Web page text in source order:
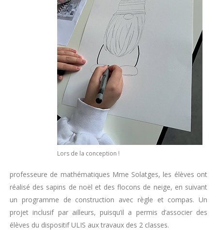
Lors de la conception !
professeure de mathématiques Mme Solatges, les élèves ont
réalisé des sapins de noël et des flocons de neige, en suivant
un programme de construction avec règle et compas. Un
projet inclusif par ailleurs, puisqu’il a permis d’associer des
élèves du dispositif ULIS aux travaux des 2 classes.